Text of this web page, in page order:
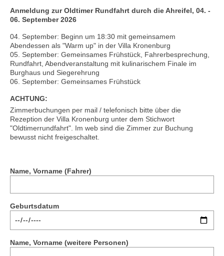
Hochzeit / Feiern / Events
Unternehmungen
Kontakt
Anmeldung zur Oldtimer Rundfahrt durch die Ahreifel, 04. -
06. September 2026
04. September: Beginn um 18:30 mit gemeinsamem
Abendessen als "Warm up" in der Villa Kronenburg
05. September: Gemeinsames Frühstück, Fahrerbesprechung,
Rundfahrt, Abendveranstaltung mit kulinarischem Finale im
Burghaus und Siegerehrung
06. September: Gemeinsames Frühstück
ACHTUNG:
Zimmerbuchungen per mail / telefonisch bitte über die
Rezeption der Villa Kronenburg unter dem Stichwort
"Oldtimerrundfahrt". Im web sind die Zimmer zur Buchung
bewusst nicht freigeschaltet.
Name, Vorname (Fahrer)
Geburtsdatum
Name, Vorname (weitere Personen)